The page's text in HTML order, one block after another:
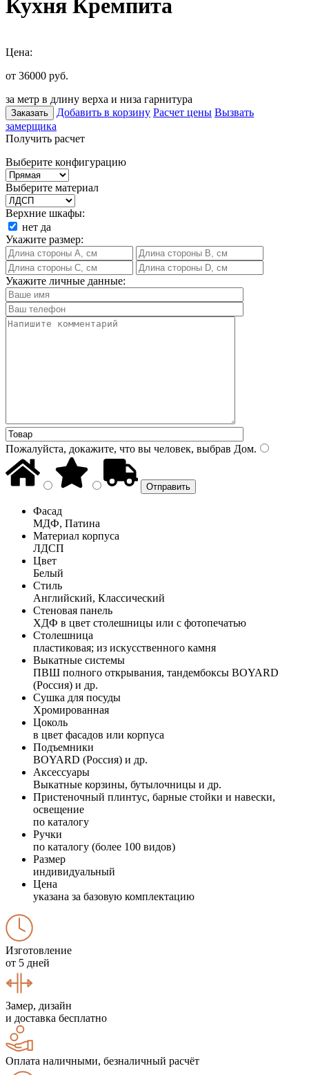
Кухня Кремпита
Цена:
от 36000 руб.
за метр в длину верха и низа гарнитура
Заказать Добавить в корзину Расчет цены Вызвать
замерщика
Получить расчет
Выберите конфигурацию
Выберите материал
Верхние шкафы:
нет да
Укажите размер:
Укажите личные данные:
Пожалуйста, докажите, что вы человек, выбрав Дом.
Фасад
МДФ, Патина
Материал корпуса
ЛДСП
Цвет
Белый
Стиль
Английский, Классический
Стеновая панель
ХДФ в цвет столешницы или с фотопечатью
Столешница
пластиковая; из искусственного камня
Выкатные системы
ПВШ полного открывания, тандембоксы BOYARD
(Россия) и др.
Сушка для посуды
Хромированная
Цоколь
в цвет фасадов или корпуса
Подъемники
BOYARD (Россия) и др.
Аксессуары
Выкатные корзины, бутылочницы и др.
Пристеночный плинтус, барные стойки и навески,
освещение
по каталогу
Ручки
по каталогу (более 100 видов)
Размер
индивидуальный
Цена
указана за базовую комплектацию
Изготовление
от 5 дней
Замер, дизайн
и доставка бесплатно
Оплата наличными, безналичный расчёт